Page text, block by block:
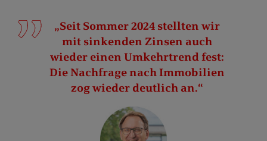
„Seit Sommer 2024 stellten wir
mit sinkenden Zinsen auch
wieder einen Umkehrtrend fest:
Die Nachfrage nach Immobilien
zog wieder deutlich an.“